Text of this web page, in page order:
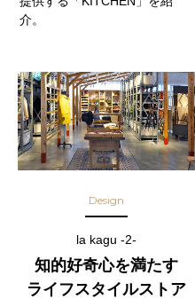
介。
Design
la kagu -2-
知的好奇心を満たす
ライフスタイルストア